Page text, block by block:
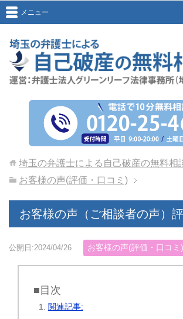
メニュー
埼玉の弁護士による自己破産の無料相
お客様の声(評価・口コミ)
お客様の声（ご相談者の声）
公開日:2024/04/26 お客様の声(評価・口コミ)
■目次
関連記事: